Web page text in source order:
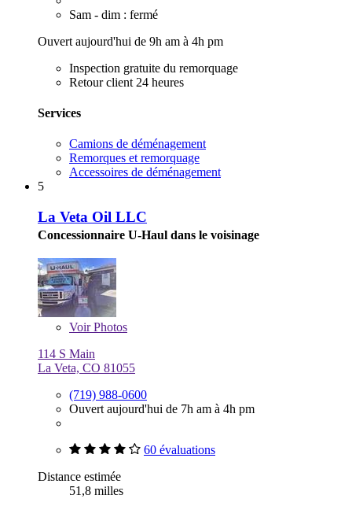
Sam - dim : fermé
Ouvert aujourd'hui de 9h am à 4h pm
Inspection gratuite du remorquage
Retour client 24 heures
Services
Camions de déménagement
Remorques et remorquage
Accessoires de déménagement
5
La Veta Oil LLC
Concessionnaire U-Haul dans le voisinage
VoirPhotos
114 S Main
La Veta, CO 81055
(719) 988-0600
Ouvert aujourd'hui de 7h am à 4h pm
60 évaluations
Distance estimée
51,8 milles